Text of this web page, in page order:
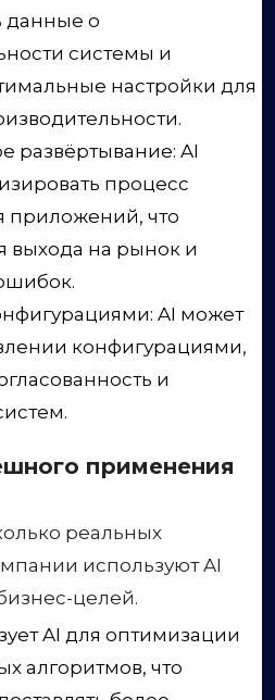
данные о
системы и
настройки для
развёртывание: AI
процесс
приложений, что
выхода на рынок и
AI может
конфигурациями,
и
применения
реальных
используют AI
целей.
AI для оптимизации
алгоритмов, что